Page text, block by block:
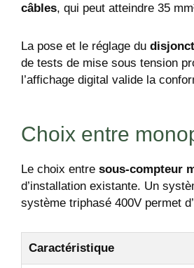
câbles, qui peut atteindre 35
La pose et le réglage du
de tests de mise sous tension
l’affichage digital valide la
Choix entre
Le choix entre sous-compteur
d’installation existante. Un
système triphasé 400V permet
Caractéristique